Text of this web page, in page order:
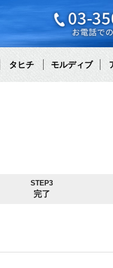
タヒチ モルディブ
STEP3
完了